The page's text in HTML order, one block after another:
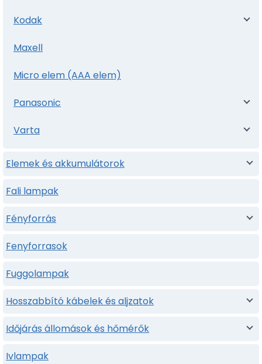
Kodak
Maxell
Micro elem (AAA elem)
Panasonic
Varta
Elemek és akkumulátorok
Fali lampak
Fényforrás
Fenyforrasok
Fuggolampak
Hosszabbító kábelek és aljzatok
Időjárás állomások és hőmérők
Ivlampak